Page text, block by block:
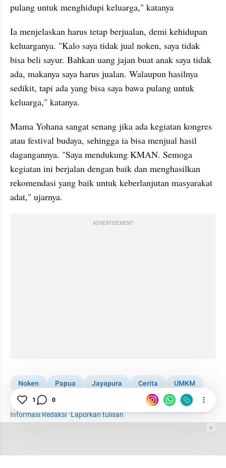
pulang untuk menghidupi keluarga," katanya
Ia menjelaskan harus tetap berjualan, demi kehidupan
keluarganya. "Kalo saya tidak jual noken, saya tidak
bisa beli sayur. Bahkan uang jajan buat anak saya tidak
ada, makanya saya harus jualan. Walaupun hasilnya
sedikit, tapi ada yang bisa saya bawa pulang untuk
keluarga," katanya.
Mama Yohana sangat senang jika ada kegiatan kongres
atau festival budaya, sehingga ia bisa menjual hasil
dagangannya. "Saya mendukung KMAN. Semoga
kegiatan ini berjalan dengan baik dan menghasilkan
rekomendasi yang baik untuk keberlanjutan masyarakat
adat," ujarnya.
ADVERTISEMENT
Noken Papua Jayapura Cerita
UMKM
Kabar Daerah
Informasi Redaksi·Laporkan tulisan
1 0